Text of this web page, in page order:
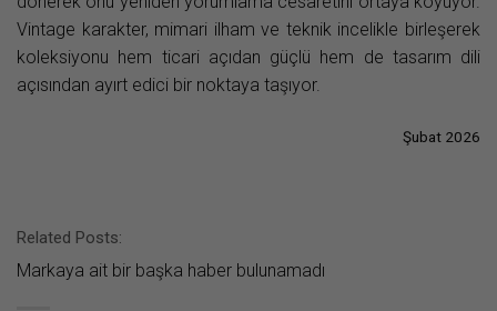
Vintage karakter, mimari ilham ve teknik incelikle birleşerek
koleksiyonu hem ticari açıdan güçlü hem de tasarım dili
açısından ayırt edici bir noktaya taşıyor.
Şubat 2026
Related Posts:
Markaya ait bir başka haber bulunamadı